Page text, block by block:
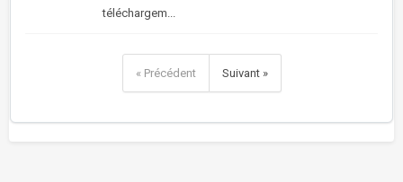
téléchargem...
« Précédent Suivant »